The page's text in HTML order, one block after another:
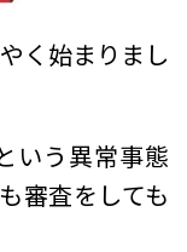
く始まりまし
いう異常事態
審査をしても